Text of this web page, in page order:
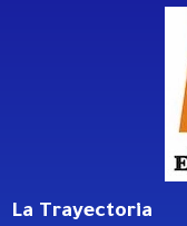
La Trayectoria